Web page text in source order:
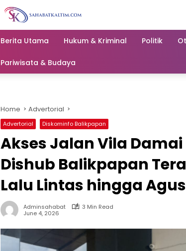
Berita Utama Hukum & Kriminal Politik
Pariwisata & Budaya
Home Advertorial
Advertorial Diskominfo Balikpapan
Akses Jalan Vila
Dishub Balikpapan
Lalu Lintas hingga
Adminsahabat
3 Min Read
June 4, 2026